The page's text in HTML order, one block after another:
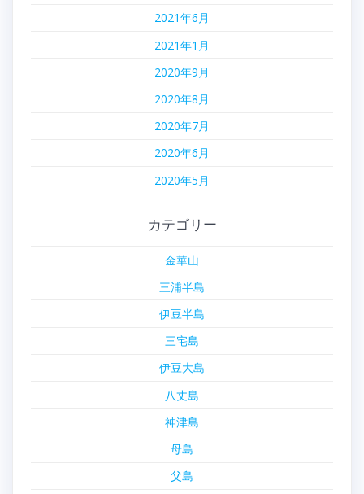
2021年6月
2021年1月
2020年9月
2020年8月
2020年7月
2020年6月
2020年5月
カテゴリー
金華山
三浦半島
伊豆半島
三宅島
伊豆大島
八丈島
神津島
母島
父島